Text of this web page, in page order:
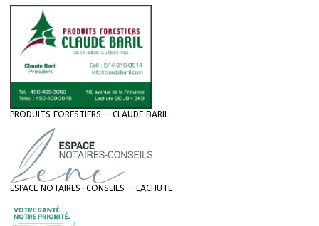
PRODUITS FORESTIERS - CLAUDE BARIL
ESPACE NOTAIRES-CONSEILS - LACHUTE